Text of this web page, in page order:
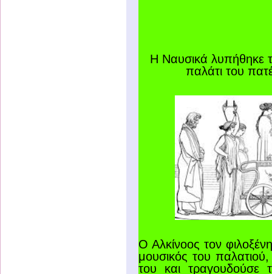
Η Ναυσικά λυπήθηκε
παλάτι του
Ο Αλκίνοος τον
μουσικός του
του και τραγουδούσε